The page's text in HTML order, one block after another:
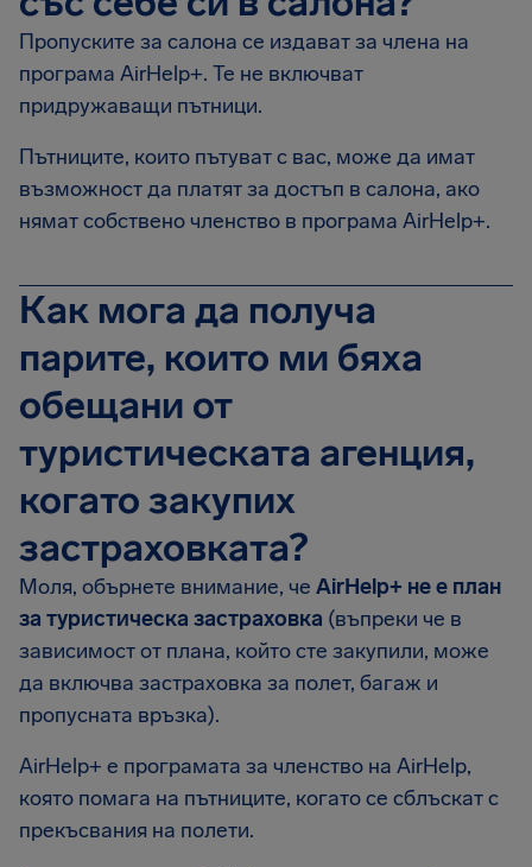
Пропуските за салона се издават за члена на
програма AirHelp+. Те не включват
придружаващи пътници.
Пътниците, които пътуват с вас, може да имат
възможност да платят за достъп в салона, ако
нямат собствено членство в програма AirHelp+.
Как мога да получа
парите, които ми бяха
обещани от
туристическата агенция,
когато закупих
застраховката?
Моля, обърнете внимание, че AirHelp+ не е план
за туристическа застраховка (въпреки че в
зависимост от плана, който сте закупили, може
да включва застраховка за полет, багаж и
пропусната връзка).
AirHelp+ е програмата за членство на AirHelp,
която помага на пътниците, когато се сблъскат с
прекъсвания на полети.